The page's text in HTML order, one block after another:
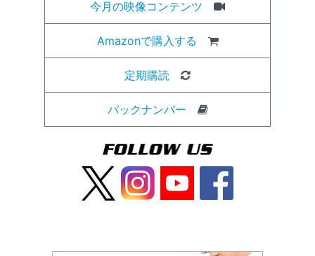
今月の映像コンテンツ
Amazonで購入する
定期購読
バックナンバー